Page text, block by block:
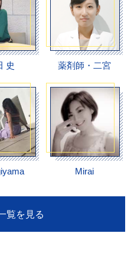
史 薬剤師・二宮
Mirai
覧を見る